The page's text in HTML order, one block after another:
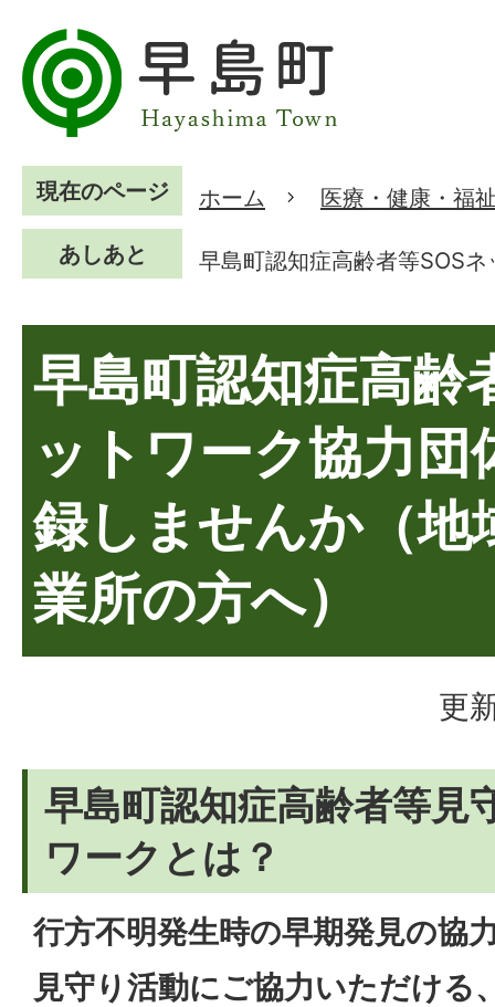
現在のページ ホーム 医療・健康・福
あしあと 早島町認知症高齢者等SOS
早島町認知症高齢
ットワーク協力団
録しませんか（地
業所の方へ）
更
早島町認知症高齢者等見
ワークとは？
行方不明発生時の早期発見の協
見守り活動にご協力いただける